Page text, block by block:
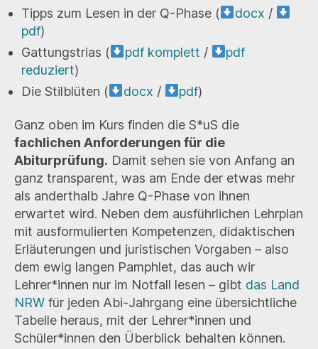
Tipps zum Lesen in der Q-Phase (
docx /
pdf)
Gattungstrias (
pdf komplett /
pdf
reduziert)
Die Stilblüten (
docx / pdf)
Ganz oben im Kurs finden die S*uS die
fachlichen Anforderungen für die
Abiturprüfung. Damit sehen sie von Anfang an
ganz transparent, was am Ende der etwas mehr
als anderthalb Jahre Q-Phase von ihnen
erwartet wird. Neben dem ausführlichen Lehrplan
mit ausformulierten Kompetenzen, didaktischen
Erläuterungen und juristischen Vorgaben – also
dem ewig langen Pamphlet, das auch wir
Lehrer*innen nur im Notfall lesen – gibt das Land
NRW für jeden Abi-Jahrgang eine übersichtliche
Tabelle heraus, mit der Lehrer*innen und
Schüler*innen den Überblick behalten können.